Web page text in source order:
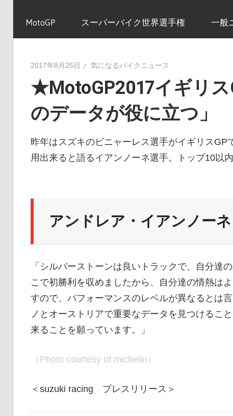
イ
ニ
ュ
ス
MotoGP スーパーバイク世界選手権 一般
2017年8月25日 気になるバイクニュース
★MotoGP2017イギリ
のデータが役に立つ」
昨年はスズキのビニャーレス選手がイギリスGP
用出来ると語るイアンノーネ選手。トップ10以
アンドレア・イアンノーネ
「シルバーストーンは良いトラックで、自分達
こで初勝利を収めましたから、自分達の情熱は
すので、パフォーマンスのレベルが異なるとは
ノとオーストリアで重要なデータを見つけるこ
来ることを願っています。」
（Photo courtesy of michelin）
＜suzuki racing プレスリリース＞